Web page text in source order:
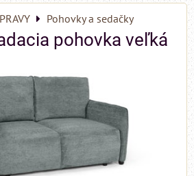
Pohovky a sedačky
pohovka veľká